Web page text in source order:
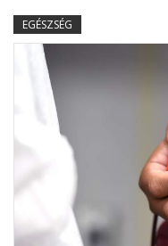
EGÉSZSÉG